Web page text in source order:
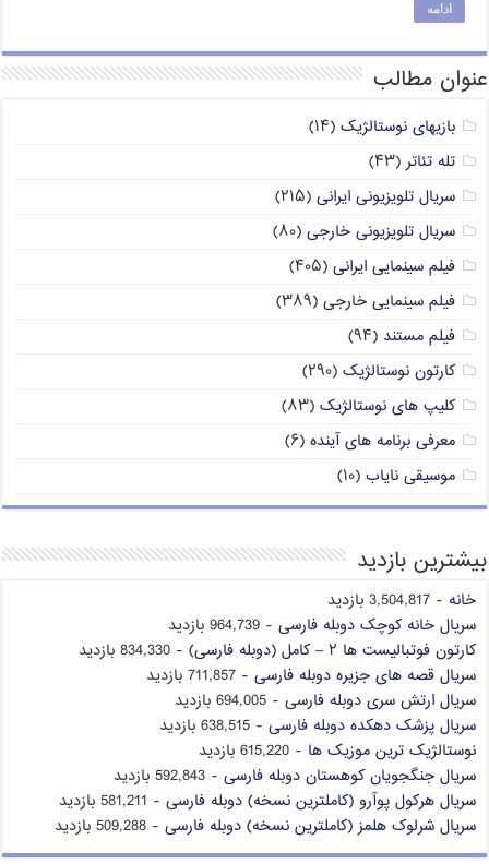
ادامه
عنوان مطالب
بازیهای نوستالژیک (۱۴)
تله تئاتر(۴۳)
سریال تلویزیونی ایرانی (۲۱۵)
سریال تلویزیونی خارجی (۸۰)
فیلم سینمایی ایرانی (۴۰۵)
فیلم سینمایی خارجی (۳۸۹)
فیلم مستند (۹۴)
کارتون نوستالژیک (۲۹۰)
کلیپ های نوستالژیک (۸۳)
معرفی برنامه های آینده (۶)
موسیقی نایاب (۱۰)
بیشترین بازدید
خانه - 3,504,817 بازدید
سریال خانه کوچک دوبله فارسی - 964,739 بازدید
کارتون فوتبالیست ها ۲ – کامل (دوبله فارسی)
- 834,330 بازدید
سریال قصه های جزیره دوبله فارسی - 711,857 بازدید
سریال ارتش سری دوبله فارسی - 694,005 بازدید
سریال پزشک دهکده دوبله فارسی - 638,515 بازدید
نوستالژیک ترین موزیک ها - 615,220 بازدید
سریال جنگجویان کوهستان دوبله فارسی - 592,843 بازدید
سریال هرکول پوآرو (کاملترین نسخه) دوبله فارسی - 581,211 بازدید
سریال شرلوک هلمز (کاملترین نسخه) دوبله فارسی - 509,288 بازدید